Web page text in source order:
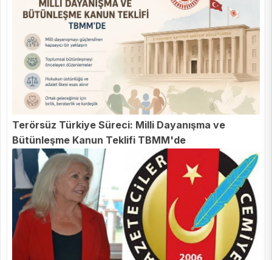
Terörsüz Türkiye Süreci: Milli Dayanışma ve
Bütünleşme Kanun Teklifi TBMM'de